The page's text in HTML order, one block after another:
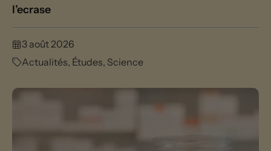
l’ecrase
3 août 2026
Actualités, Études, Science